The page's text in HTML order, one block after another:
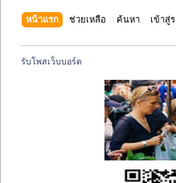
หน้าแรก ช่วยเหลือ ค้นหา เข้าสู่
รับโพสเว็บบอร์ด